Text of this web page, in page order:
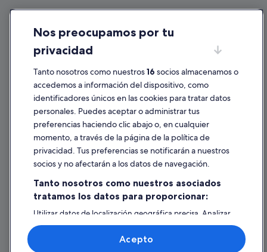
Condiciones de uso
Información legal/contacto
Pautas sobre el contenido y cómo denunciar contenido
Ayuda
Cancelar un vuelo
Cancelar una reserva de hotel o de un alquiler vacacional
Utilizar un cupón de Expedia
Documentos para viajes internacionales
Nos preocupamos por tu
privacidad
Tanto nosotros como nuestros16 socios almacenamos o
accedemos a información del dispositivo, como
identificadores únicos en las cookies para tratar datos
personales. Puedes aceptar o administrar tus
preferencias haciendo clic abajo o, en cualquier
momento, a través de la página de la política de
privacidad. Tus preferencias se notificarán a nuestros
socios y no afectarán a los datos de navegación.
Tanto nosotros como nuestros asociados
tratamos los datos para proporcionar:
Utilizar datos de localización geográfica precisa. Analizar
activamente las características del dispositivo para su
identificación. Almacenar la información en un dispositivo
y/o acceder a ella. Publicidad y contenido personalizados,
Acepto